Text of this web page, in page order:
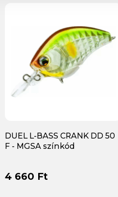
DUEL L-BASS CRANK DD 50
F - MGSA színkód
4 660 Ft